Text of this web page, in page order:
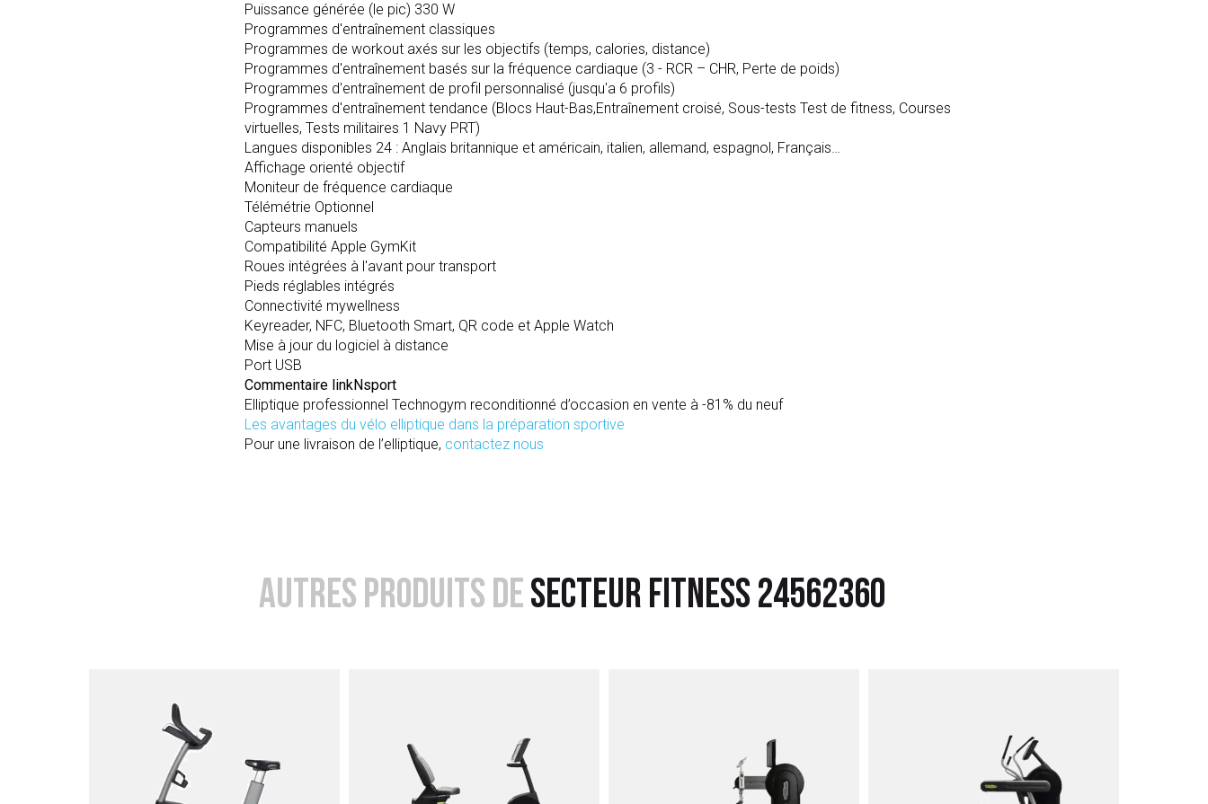
Puissance générée (le pic) 330 W
Programmes d'entraînement classiques
Programmes de workout axés sur les objectifs (temps, calories, distance)
Programmes d'entraînement basés sur la fréquence cardiaque (3 - RCR – CHR, Perte de poids)
Programmes d'entraînement de profil personnalisé (jusqu'a 6 profils)
Programmes d'entraînement tendance (Blocs Haut-Bas,Entraînement croisé, Sous-tests Test de fitness, Courses
virtuelles, Tests militaires 1 Navy PRT)
Langues disponibles 24 : Anglais britannique et américain, italien, allemand, espagnol, Français…
Affichage orienté objectif
Moniteur de fréquence cardiaque
Télémétrie Optionnel
Capteurs manuels
Compatibilité Apple GymKit
Roues intégrées à l'avant pour transport
Pieds réglables intégrés
Connectivité mywellness
Keyreader, NFC, Bluetooth Smart, QR code et Apple Watch
Mise à jour du logiciel à distance
Port USB
Commentaire linkNsport
Elliptique professionnel Technogym reconditionné d’occasion en vente à -81% du neuf
Les avantages du vélo elliptique dans la préparation sportive
Pour une livraison de l’elliptique, contactez nous
AUTRES PRODUITS DESECTEUR FITNESS 24562360